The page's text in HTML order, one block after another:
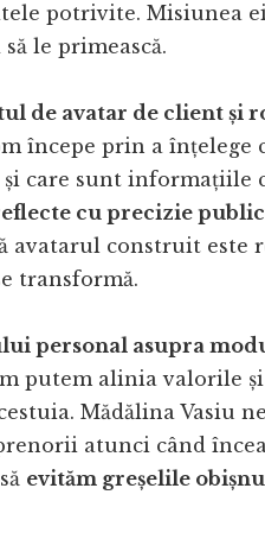
potrivite. Misiunea
le primească.
de avatar de client și
începe prin a înțelege
care sunt informațiile
cu precizie
avatarul construit este
transformă.
personal asupra
putem alinia valorile și
Mădălina Vasiu
atunci când
evităm greșelile